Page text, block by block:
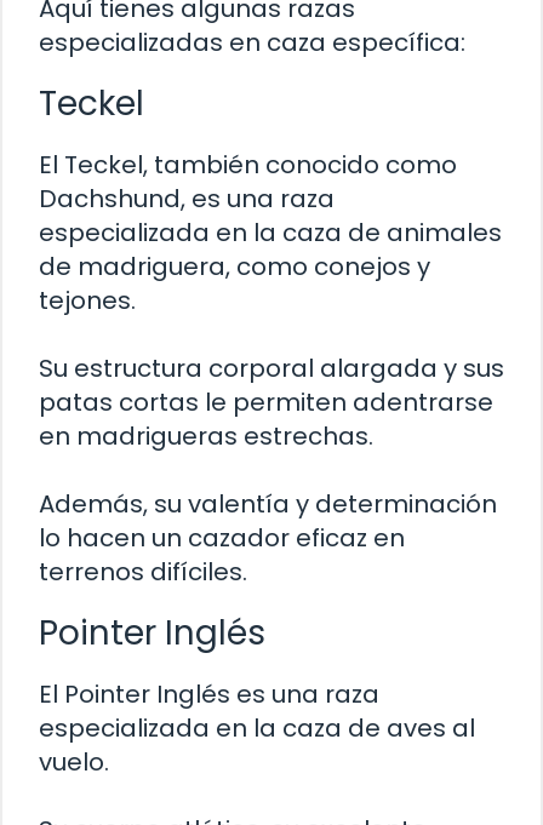
Aquí tienes algunas razas
especializadas en caza específica:
Teckel
El Teckel, también conocido como
Dachshund, es una raza
especializada en la caza de animales
de madriguera, como conejos y
tejones.
Su estructura corporal alargada y sus
patas cortas le permiten adentrarse
en madrigueras estrechas.
Además, su valentía y determinación
lo hacen un cazador eficaz en
terrenos difíciles.
Pointer Inglés
El Pointer Inglés es una raza
especializada en la caza de aves al
vuelo.